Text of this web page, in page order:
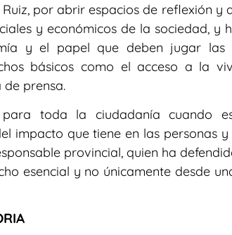
por abrir espacios de reflexión y
y económicos de la sociedad, y
y el papel que deben jugar las
básicos como el acceso a la
prensa.
toda la ciudadanía cuando
impacto que tiene en las personas
provincial, quien ha
esencial y no únicamente desde